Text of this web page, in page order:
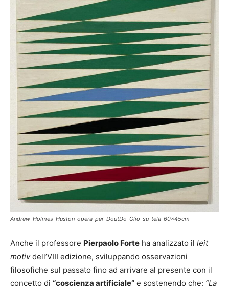
Andrew-Holmes-Huston-opera-per-DoutDo-Olio-su-tela-60x45cm
Anche il professore Pierpaolo Forte ha analizzato il leit
motivdell’VIII edizione, sviluppando osservazioni
filosofiche sul passato fino ad arrivare al presente con il
concetto di “coscienza artificiale” e sostenendo che: “La